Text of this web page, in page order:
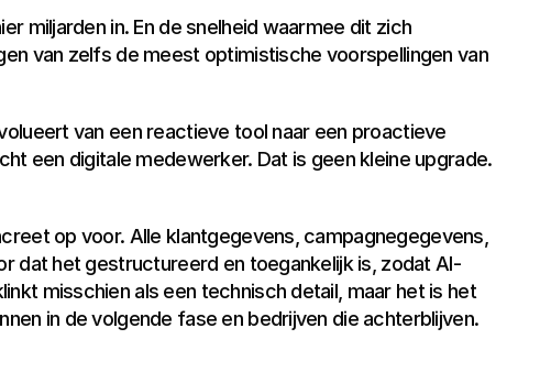
miljarden in. En de snelheid waarmee dit zich
van zelfs de meest optimistische voorspellingen van
van een reactieve tool naar een proactieve
een digitale medewerker. Dat is geen kleine upgrade.
op voor. Alle klantgegevens, campagnegegevens,
dat het gestructureerd en toegankelijk is, zodat AI-
misschien als een technisch detail, maar het is het
in de volgende fase en bedrijven die achterblijven.